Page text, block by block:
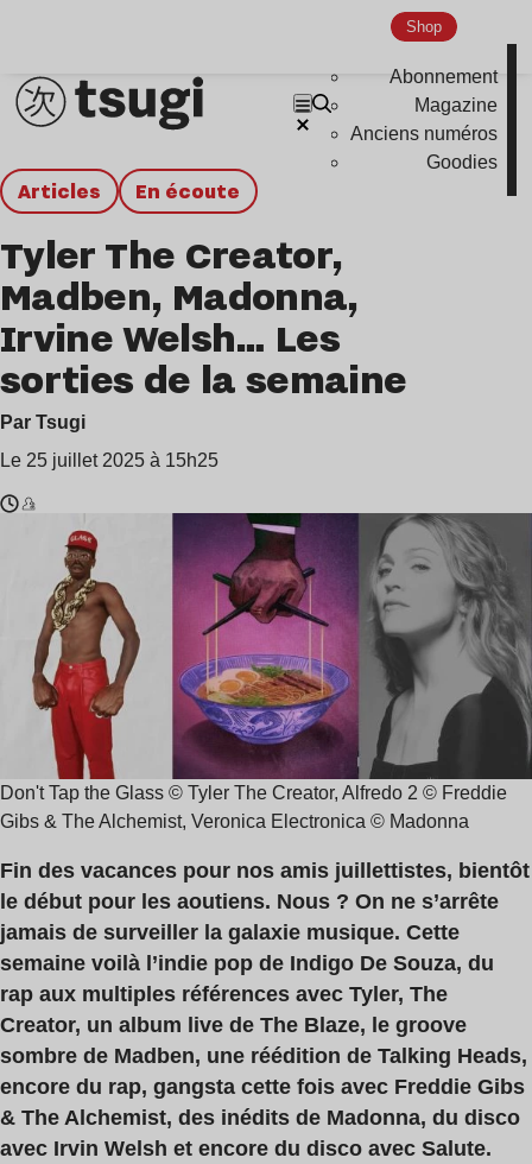
Shop
Abonnement
Magazine
Anciens numéros
Goodies
Articles en écoute
Tyler The Creator,
Madben, Madonna,
Irvine Welsh… Les
sorties de la semaine
Par Tsugi
Le 25 juillet 2025 à 15h25
lecture
Welsh
Madben
Madonna
Don't Tap the Glass © Tyler The Creator, Alfredo 2 © Freddie
Gibs & The Alchemist, Veronica Electronica © Madonna
Fin des vacances pour nos amis juillettistes, bientôt
le début pour les aoutiens. Nous ? On ne s’arrête
jamais de surveiller la galaxie musique. Cette
semaine voilà l’indie pop de Indigo De Souza, du
rap aux multiples références avec Tyler, The
Creator, un album live de The Blaze, le groove
sombre de Madben, une réédition de Talking Heads,
encore du rap, gangsta cette fois avec Freddie Gibs
& The Alchemist, des inédits de Madonna, du disco
avec Irvin Welsh et encore du disco avec Salute.